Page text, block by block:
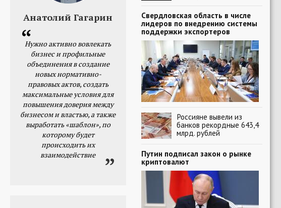
Анатолий Гагарин
Нужно активно вовлекать
бизнес и профильные
объединения в создание
новых нормативно-
правовых актов, создать
максимальные условия для
повышения доверия между
бизнесом и властью, а также
выработать «шаблон», по
которому будет
происходить их
взаимодействие
Свердловская область в числе
лидеров по внедрению системы
поддержки экспортеров
Россияне вывели из
банков рекордные 643,4
млрд. рублей
Путин подписал закон о рынке
криптовалют